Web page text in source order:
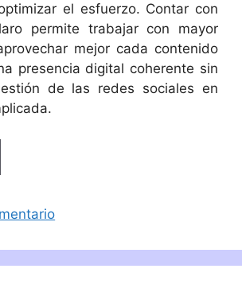
el esfuerzo. Contar con
permite trabajar con mayor
mejor cada contenido
presencia digital coherente sin
de las redes sociales en